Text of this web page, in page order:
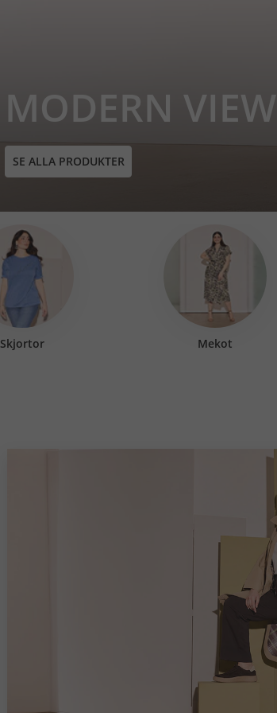
MODERN VIEW
SE ALLA PRODUKTER
Skjortor Mekot